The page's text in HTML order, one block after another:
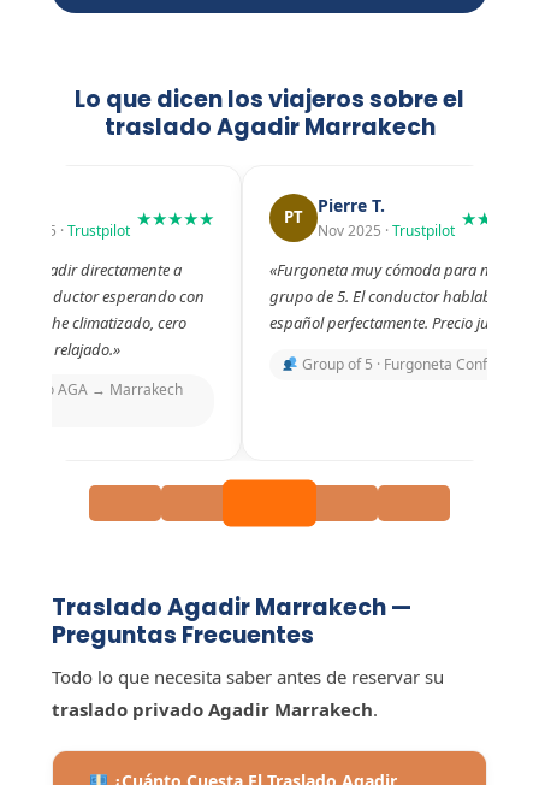
Lo que dicen los viajeros sobre el
traslado Agadir Marrakech
2025 ·Trustpilot
★★★★★
Agadir directamente a
Conductor esperando con
Coche climatizado, cero
llegué relajado.»
AGA → Marrakech
PT Pierre T.
Nov 2025 ·Trustpilot
★★★★★
«Furgoneta muy cómoda para nuestro
grupo de 5. El conductor hablaba
español perfectamente. Precio justo.»
Group of 5 · Furgoneta Confort
Traslado Agadir Marrakech —
Preguntas Frecuentes
Todo lo que necesita saber antes de reservar su
traslado privado Agadir Marrakech.